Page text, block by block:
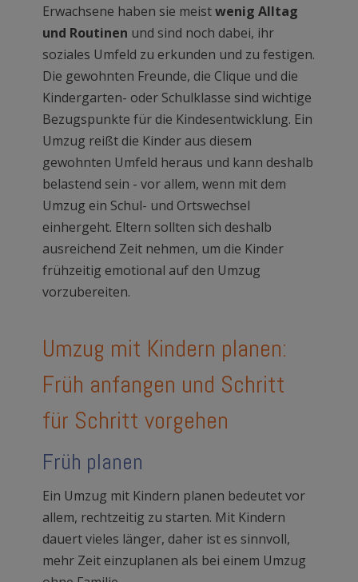
Erwachsene haben sie meistwenig Alltag
und Routinen und sind noch dabei, ihr
soziales Umfeld zu erkunden und zu festigen.
Die gewohnten Freunde, die Clique und die
Kindergarten- oder Schulklasse sind wichtige
Bezugspunkte für die Kindesentwicklung. Ein
Umzug reißt die Kinder aus diesem
gewohnten Umfeld heraus und kann deshalb
belastend sein - vor allem, wenn mit dem
Umzug ein Schul- und Ortswechsel
einhergeht. Eltern sollten sich deshalb
ausreichend Zeit nehmen, um die Kinder
frühzeitig emotional auf den Umzug
vorzubereiten.
Umzug mit Kindern planen:
Früh anfangen und Schritt
für Schritt vorgehen
Früh planen
Ein Umzug mit Kindern planen bedeutet vor
allem, rechtzeitig zu starten. Mit Kindern
dauert vieles länger, daher ist es sinnvoll,
mehr Zeit einzuplanen als bei einem Umzug